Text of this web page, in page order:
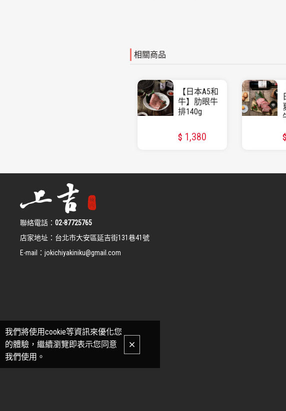
相關商品
【日本A5和
牛】肋眼牛
排140g
$ 1,380 $
聯絡電話：02-87725765
店家地址： 台北市大安區延吉街131巷41號
E-mail：jokichiyakiniku@gmail.com
我們將使用cookie等資訊來優化您
的體驗，繼續瀏覽即表示您同意
我們使用。